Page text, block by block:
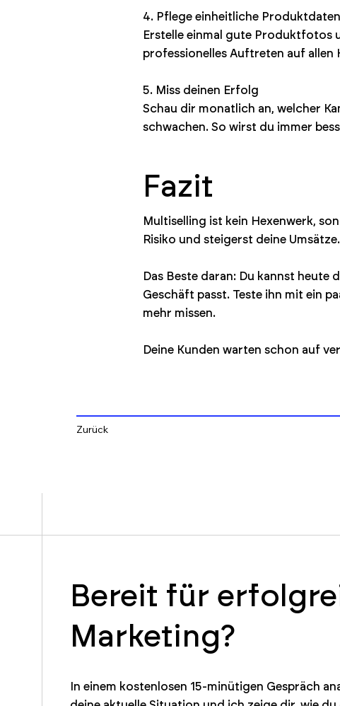
4. Pflege einheitliche Produktdaten
Erstelle einmal gute Produktfotos
professionelles Auftreten auf allen
5. Miss deinen Erfolg
Schau dir monatlich an, welcher
schwachen. So wirst du immer
Fazit
Multiselling ist kein Hexenwerk,
Risiko und steigerst deine Umsätze.
Das Beste daran: Du kannst heute
Geschäft passt. Teste ihn mit ein
mehr missen.
Deine Kunden warten schon auf
Zurück
Bereit für
Marketing?
In einem kostenlosen 15-minütigen Gespräch